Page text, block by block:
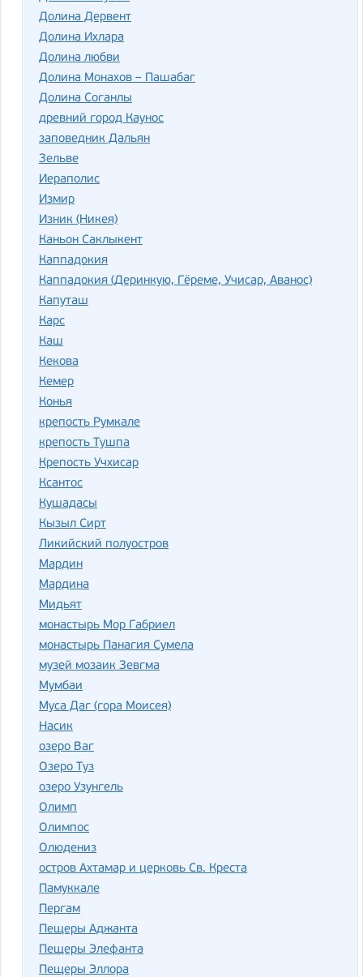
Долина Дервент
Долина Ихлара
Долина любви
Долина Монахов – Пашабаг
Долина Соганлы
древний город Каунос
заповедник Дальян
Зельве
Иераполис
Измир
Изник (Никея)
Каньон Саклыкент
Каппадокия
Каппадокия (Деринкую, Гёреме, Учисар, Аванос)
Капуташ
Карс
Каш
Кекова
Кемер
Конья
крепость Румкале
крепость Тушпа
Крепость Учхисар
Ксантос
Кушадасы
Кызыл Сирт
Ликийский полуостров
Мардин
Мардина
Мидьят
монастырь Мор Габриел
монастырь Панагия Сумела
музей мозаик Зевгма
Мумбаи
Муса Даг (гора Моисея)
Насик
озеро Ваг
Озеро Туз
озеро Узунгель
Олимп
Олимпос
Олюдениз
остров Ахтамар и церковь Св. Креста
Памуккале
Пергам
Пещеры Аджанта
Пещеры Элефанта
Пещеры Эллора